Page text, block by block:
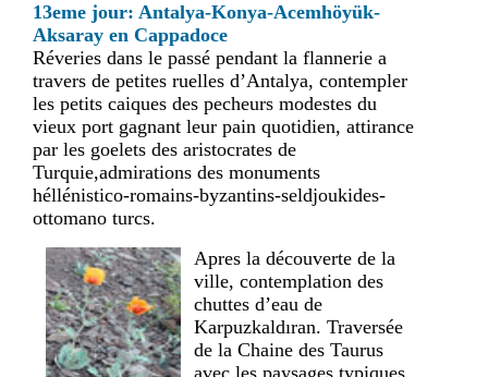
13eme jour: Antalya-Konya-Acemhöyük-
Aksaray en Cappadoce
Réveries dans le passé pendant la flannerie a
travers de petites ruelles d’Antalya, contempler
les petits caiques des pecheurs modestes du
vieux port gagnant leur pain quotidien, attirance
par les goelets des aristocrates de
Turquie,admirations des monuments
héllénistico-romains-byzantins-seldjoukides-
ottomano turcs.
Apres la découverte de la
ville, contemplation des
chuttes d’eau de
Karpuzkaldıran. Traversée
de la Chaine des Taurus